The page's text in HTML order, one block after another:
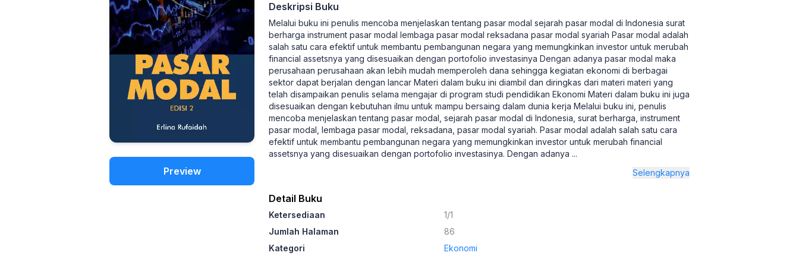
Preview
Deskripsi Buku
Melalui buku ini penulis mencoba menjelaskan tentang pasar modal sejarah pasar modal di Indonesia surat
berharga instrument pasar modal lembaga pasar modal reksadana pasar modal syariah Pasar modal adalah
salah satu cara efektif untuk membantu pembangunan negara yang memungkinkan investor untuk merubah
financial assetsnya yang disesuaikan dengan portofolio investasinya Dengan adanya pasar modal maka
perusahaan perusahaan akan lebih mudah memperoleh dana sehingga kegiatan ekonomi di berbagai
sektor dapat berjalan dengan lancar Materi dalam buku ini diambil dan diringkas dari materi materi yang
telah disampaikan penulis selama mengajar di program studi pendidikan Ekonomi Materi dalam buku ini juga
disesuaikan dengan kebutuhan ilmu untuk mampu bersaing dalam dunia kerja Melalui buku ini, penulis
mencoba menjelaskan tentang pasar modal, sejarah pasar modal di Indonesia, surat berharga, instrument
pasar modal, lembaga pasar modal, reksadana, pasar modal syariah. Pasar modal adalah salah satu cara
efektif untuk membantu pembangunan negara yang memungkinkan investor untuk merubah financial
assetsnya yang disesuaikan dengan portofolio investasinya. Dengan adanya ...
Selengkapnya
Detail Buku
Ketersediaan
1/1
Jumlah Halaman
86
Kategori
Ekonomi